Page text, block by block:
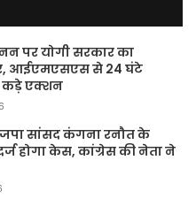
पर योगी सरकार का
आईएमएसएस से 24 घंटे
कड़े एक्शन
सांसद कंगना रनौत के
होगा केस, कांग्रेस की नेता ने